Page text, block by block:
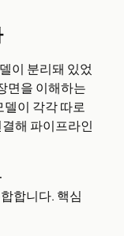
이 분리돼 있었
면을 이해하는
이 각각 따로
해 파이프라인
합니다. 핵심